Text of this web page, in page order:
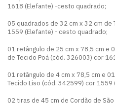
1618 (Elefante) -cesto quadrado;
05 quadrados de 32 cm x 32 cm
1559 (Elefante) - cesto quadrado;
01 retângulo de 25 cm x 78,5 cm e
de Tecido Poá (cód. 326003) cor
01 retângulo de 4 cm x 78,5 cm e
Tecido Liso (cód. 342599) cor
02 tiras de 45 cm de Cordão de